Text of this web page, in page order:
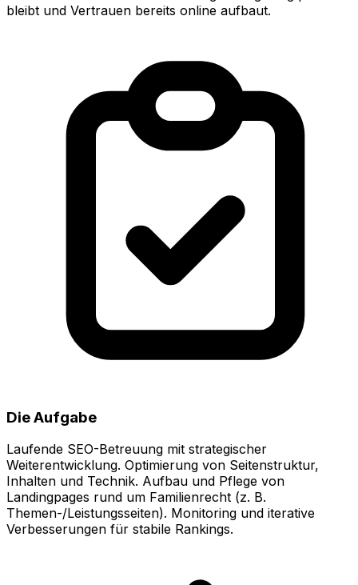
bleibt und Vertrauen bereits online aufbaut.
Die Aufgabe
Laufende SEO-Betreuung mit strategischer
Weiterentwicklung. Optimierung von Seitenstruktur,
Inhalten und Technik. Aufbau und Pflege von
Landingpages rund um Familienrecht (z. B.
Themen-/Leistungsseiten). Monitoring und iterative
Verbesserungen für stabile Rankings.